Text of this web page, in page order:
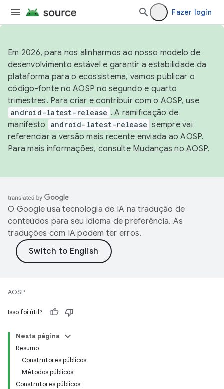
Fazer login
Em 2026, para nos alinharmos ao nosso modelo de
desenvolvimento estável e garantir a estabilidade da
plataforma para o ecossistema, vamos publicar o
código-fonte no AOSP no segundo e quarto
trimestres. Para criar e contribuir com o AOSP, use
android-latest-release . A ramificação de
manifesto
android-latest-release sempre vai
referenciar a versão mais recente enviada ao AOSP.
Para mais informações, consulte Mudanças no AOSP.
O Google usa tecnologia de IA na tradução de
conteúdos para seu idioma de preferência. As
traduções com IA podem ter erros.
AOSP
Isso foi útil?
Nesta página
Resumo
Construtores públicos
Métodos públicos
Construtores públicos